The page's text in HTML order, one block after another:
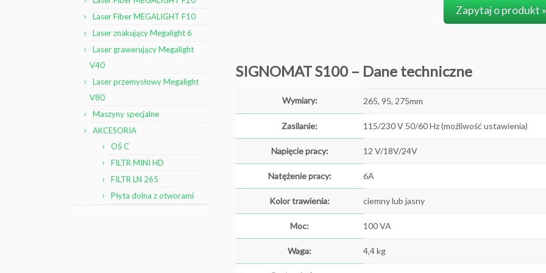
Laser Fiber MEGALIGHT F10
Laser znakujący Megalight 6
Laser grawerujący Megalight
V40
Laser przemysłowy Megalight
V80
Maszyny specjalne
AKCESORIA
OŚ C
FILTR MINI HD
FILTR LN 265
Płyta dolna z otworami
Zapytaj o produkt »
SIGNOMAT S100 – Dane techniczne
Wymiary: 265, 95, 275mm
Zasilanie: 115/230 V 50/60 Hz (możliwość ustawienia)
Napięcie pracy: 12 V/18V/24V
Natężenie pracy: 6A
Kolor trawienia: ciemny lub jasny
Moc: 100 VA
Waga: 4,4 kg